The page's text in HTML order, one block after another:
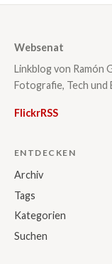
Websenat
Linkblog von Ramón
Fotografie, Tech und
FlickrRSS
ENTDECKEN
Archiv
Tags
Kategorien
Suchen